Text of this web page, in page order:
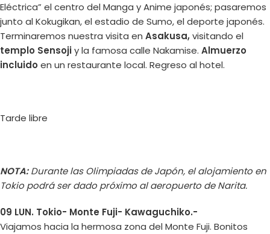
Eléctrica” el centro del Manga y Anime japonés; pasaremos
junto al Kokugikan, el estadio de Sumo, el deporte japonés.
Terminaremos nuestra visita en Asakusa,visitando el
templo Sensojiy la famosa calle Nakamise. Almuerzo
incluido en un restaurante local. Regreso al hotel.
Tarde libre
NOTA:Durante las Olimpiadas de Japón, el alojamiento en
Tokio podrá ser dado próximo al aeropuerto de Narita.
09 LUN. Tokio- Monte Fuji- Kawaguchiko.-
Viajamos hacia la hermosa zona del Monte Fuji. Bonitos